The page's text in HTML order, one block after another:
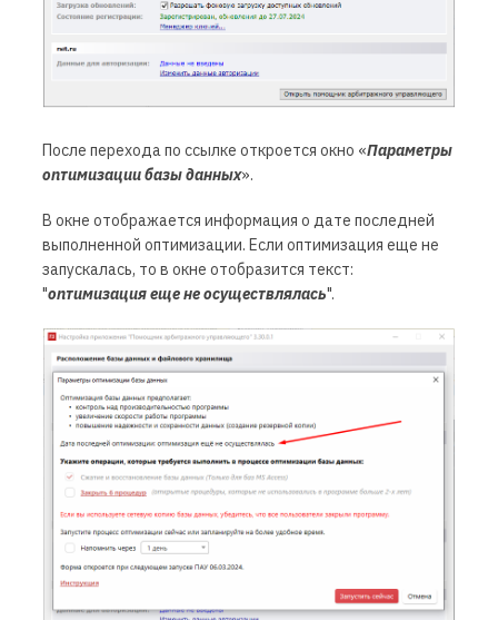
После перехода по ссылке откроется окно «Параметры
оптимизации базы данных».
В окне отображается информация о дате последней
выполненной оптимизации. Если оптимизация еще не
запускалась, то в окне отобразится текст:
"оптимизация еще не осуществлялась".